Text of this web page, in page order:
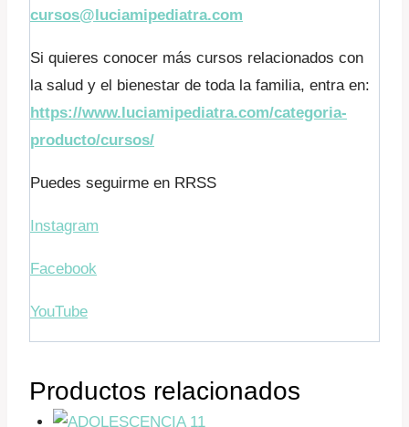
cursos@luciamipediatra.com
Si quieres conocer más cursos relacionados con
la salud y el bienestar de toda la familia, entra en:
https://www.luciamipediatra.com/categoria-
producto/cursos/
Puedes seguirme en RRSS
Instagram
Facebook
YouTube
Productos relacionados